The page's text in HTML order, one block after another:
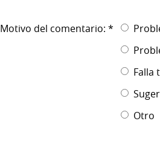
Motivo del comentario: *
Falla
Otro